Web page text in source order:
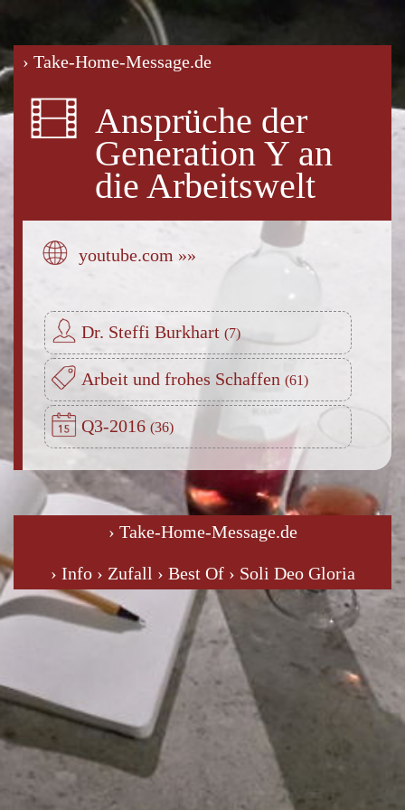
› Take-Home-Message.de
Ansprüche der
Generation Y an
die Arbeitswelt
youtube.com »»
Dr. Steffi Burkhart
Arbeit und frohes Schaffen
Q3-2016
› Take-Home-Message.de
› Info › Zufall › Best Of › Soli Deo Gloria